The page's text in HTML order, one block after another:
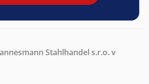
Stahlhandel s.r.o. v